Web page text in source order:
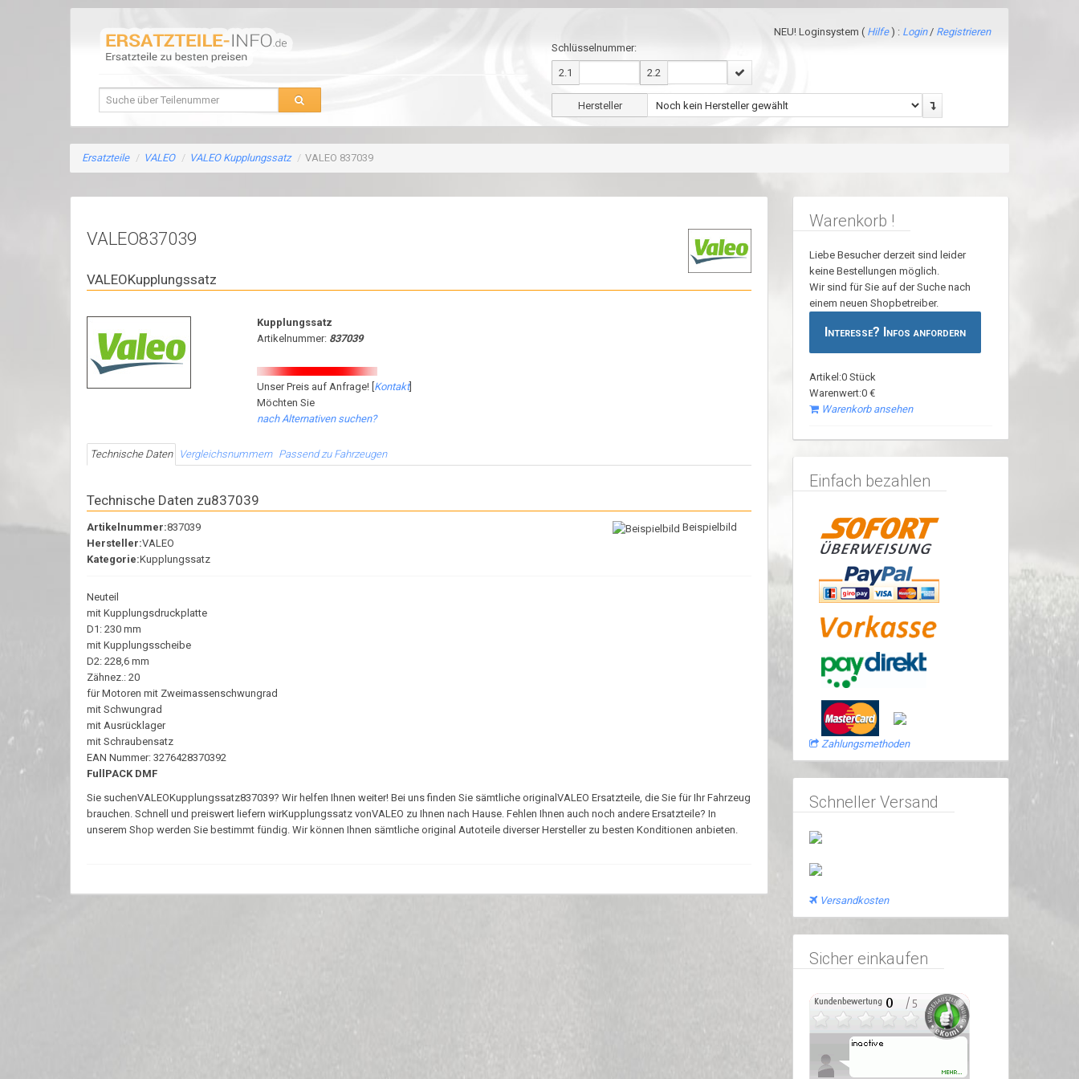
NEU! Loginsystem ( Hilfe) : Login/ Registrieren
Schlüsselnummer:
2.1 2.2
Hersteller
Ersatzteile / VALEO / VALEO Kupplungssatz / VALEO 837039
VALEO837039
VALEOKupplungssatz
Kupplungssatz
Artikelnummer: 837039
Unser Preis auf Anfrage! [ Kontakt]
Möchten Sie
nach Alternativen suchen?
Technische Daten Vergleichsnummern Passend zu Fahrzeugen
Technische Daten zu837039
Beispielbild
Artikelnummer:837039
Hersteller:VALEO
Kategorie:Kupplungssatz
Neuteil
mit Kupplungsdruckplatte
D1: 230 mm
mit Kupplungsscheibe
D2: 228,6 mm
Zähnez.: 20
für Motoren mit Zweimassenschwungrad
mit Schwungrad
mit Ausrücklager
mit Schraubensatz
EAN Nummer: 3276428370392
FullPACK DMF
Sie suchenVALEOKupplungssatz837039? Wir helfen Ihnen weiter! Bei uns finden Sie sämtliche originalVALEO Ersatzteile, die Sie für Ihr Fahrzeug
brauchen. Schnell und preiswert liefern wirKupplungssatz vonVALEO zu Ihnen nach Hause. Fehlen Ihnen auch noch andere Ersatzteile? In
unserem Shop werden Sie bestimmt fündig. Wir können Ihnen sämtliche original Autoteile diverser Hersteller zu besten Konditionen anbieten.
Warenkorb !
Liebe Besucher derzeit sind leider
keine Bestellungen möglich.
Wir sind für Sie auf der Suche nach
einem neuen Shopbetreiber.
Interesse? Infos anfordern
Artikel:0 Stück
Warenwert:0 €
Warenkorb ansehen
Einfach bezahlen
Zahlungsmethoden
Schneller Versand
Versandkosten
Sicher einkaufen